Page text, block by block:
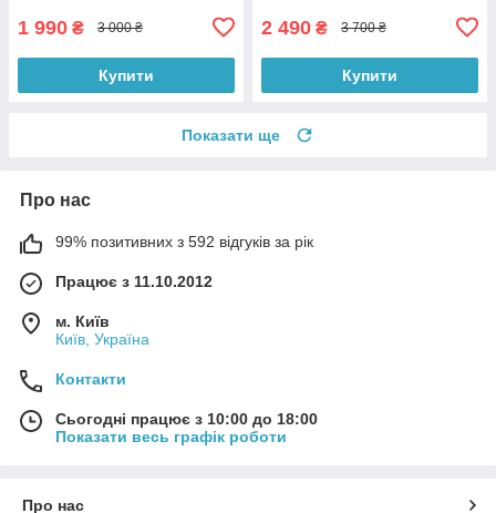
1 990 ₴ 3 000 ₴
Купити
2 490 ₴ 3 700 ₴
Купити
Показати ще
Про нас
99% позитивних з 592 відгуків за рік
Працює з 11.10.2012
м. Київ
Київ, Україна
Контакти
Сьогодні працює з 10:00 до 18:00
Показати весь графік роботи
Про нас